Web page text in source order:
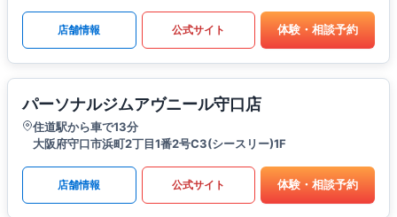
店舗情報 公式サイト 体験・相談予約
パーソナルジムアヴニール守口店
住道駅から車で13分
大阪府守口市浜町2丁目1番2号C3(シースリー)1F
店舗情報 公式サイト 体験・相談予約